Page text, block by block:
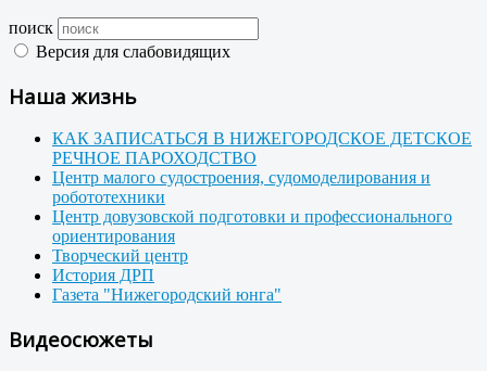
поиск
Версия для слабовидящих
Наша жизнь
КАК ЗАПИСАТЬСЯ В НИЖЕГОРОДСКОЕ ДЕТСКОЕ
РЕЧНОЕ ПАРОХОДСТВО
Центр малого судостроения, судомоделирования и
робототехники
Центр довузовской подготовки и профессионального
ориентирования
Творческий центр
История ДРП
Газета "Нижегородский юнга"
Видеосюжеты